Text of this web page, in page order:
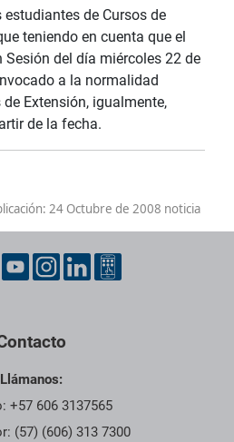
de Cursos de
teniendo en cuenta que el
Sesión del día miércoles 22 de
a la normalidad
Extensión, igualmente,
de la fecha.
24 Octubre de 2008 noticia
Llámanos:
+57 606 3137565
(57) (606) 313 7300